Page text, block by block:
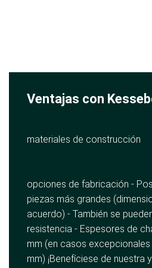
Ventajas con
materiales de construcción
opciones de fabricación -
piezas más grandes
acuerdo) - También se
resistencia - Espesores de
mm (en casos
mm) ¡Benefíciese de nuestra